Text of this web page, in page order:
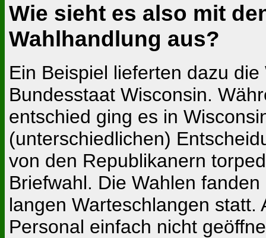
Wie sieht es also mit
Wahlhandlung aus?
Ein Beispiel lieferten dazu
Bundesstaat Wisconsin.
entschied ging es in
(unterschiedlichen)
von den Republikanern
Briefwahl. Die Wahlen
langen Warteschlangen
Personal einfach nicht